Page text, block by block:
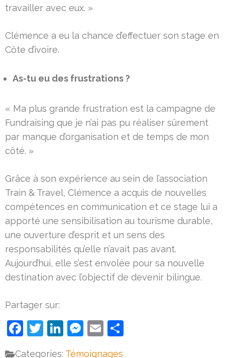
travailler avec eux. »
Clémence a eu la chance d’effectuer son stage en
Côte d’ivoire.
As-tu eu des frustrations ?
« Ma plus grande frustration est la campagne de
Fundraising que je n’ai pas pu réaliser sûrement
par manque d’organisation et de temps de mon
côté. »
Grâce à son expérience au sein de l’association
Train & Travel, Clémence a acquis de nouvelles
compétences en communication et ce stage lui a
apporté une sensibilisation au tourisme durable,
une ouverture d’esprit et un sens des
responsabilités qu’elle n’avait pas avant.
Aujourd’hui, elle s’est envolée pour sa nouvelle
destination avec l’objectif de devenir bilingue.
Partager sur:
Facebook
Twitter
LinkedIn
Messenger
Email
Categories: Témoignages